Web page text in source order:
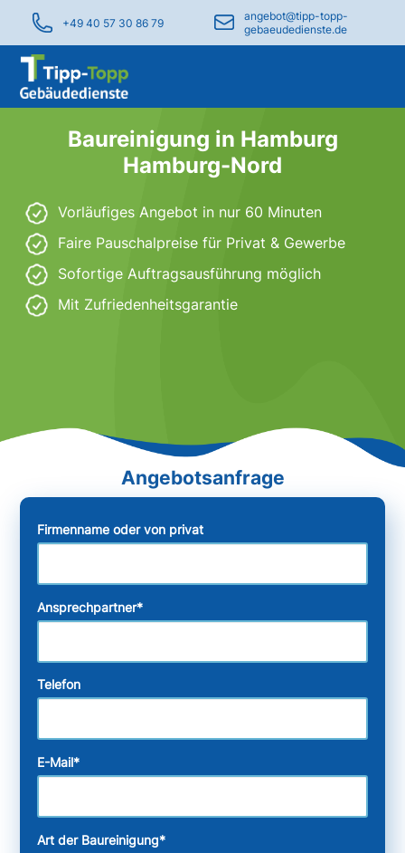
+49 40 57 30 86 79
angebot@tipp-topp-
gebaeudedienste.de
Baureinigung in Hamburg
Hamburg-Nord
Vorläufiges Angebot in nur 60 Minuten
Faire Pauschalpreise für Privat & Gewerbe
Sofortige Auftragsausführung möglich
Mit Zufriedenheitsgarantie
Firmenname oder von privat
Ansprechpartner*
Telefon
E-Mail*
Art der Baureinigung*